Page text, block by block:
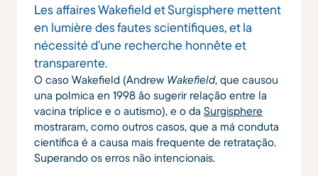
Les affaires Wakefield et Surgisphere mettent
en lumière des fautes scientifiques, et la
nécessité d’une recherche honnête et
transparente.
O caso Wakefield (Andrew Wakefield, que causou
una polmica en 1998 âo sugerir relação entre la
vacina tríplice e o autismo), e o da Surgisphere
mostraram, como outros casos, que a má conduta
científica é a causa mais frequente de retratação.
Superando os erros não intencionais.